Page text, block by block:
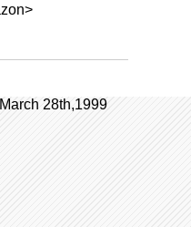
28th,1999